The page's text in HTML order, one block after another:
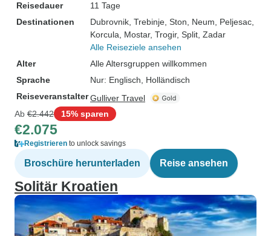
Reisedauer
11 Tage
Destinationen
Dubrovnik , Trebinje , Ston , Neum , Peljesac
Korcula , Mostar, Trogir, Split , Zadar
Alle Reiseziele ansehen
Alter
Alle Altersgruppen willkommen
Sprache
Nur: Englisch, Holländisch
ReiseveranstalterGulliver Travel
Ab €2.442 15% sparen
€2.075
Registrieren to unlock savings
Broschüre herunterladen Reise ansehen
Solitär Kroatien